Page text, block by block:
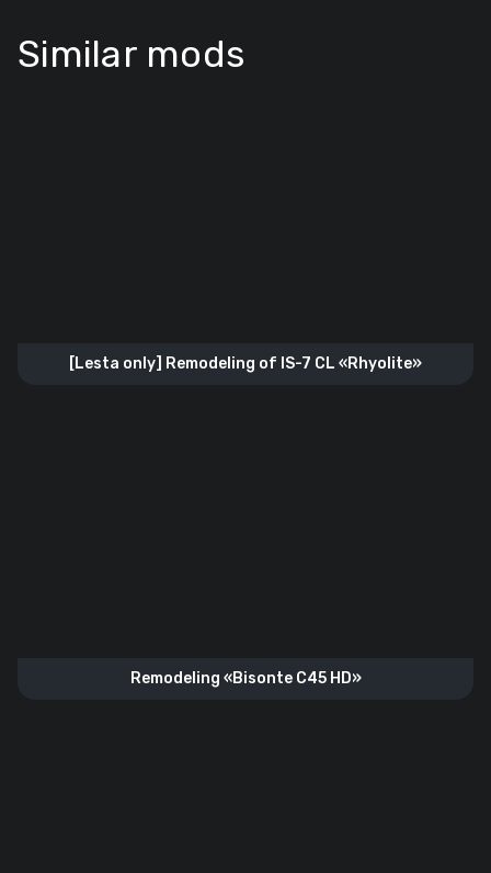
Similar mods
[Lesta only] Remodeling of IS-7 CL «Rhyolite»
Remodeling «Bisonte C45 HD»